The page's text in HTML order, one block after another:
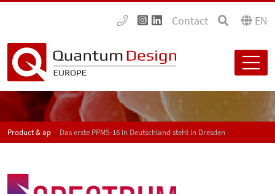
Contact EN
Product & application news - SPECTRUMDas erste PPMS-16 in Deutschland steht in Dresden